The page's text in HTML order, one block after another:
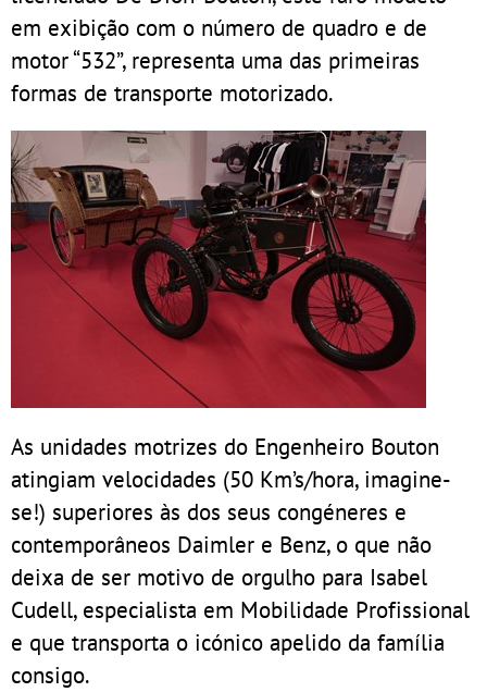
em exibição com o número de quadro e de
motor “532”, representa uma das primeiras
formas de transporte motorizado.
As unidades motrizes do Engenheiro Bouton
atingiam velocidades (50 Km’s/hora, imagine-
se!) superiores às dos seus congéneres e
contemporâneos Daimler e Benz, o que não
deixa de ser motivo de orgulho para Isabel
Cudell, especialista em Mobilidade Profissional
e que transporta o icónico apelido da família
consigo.